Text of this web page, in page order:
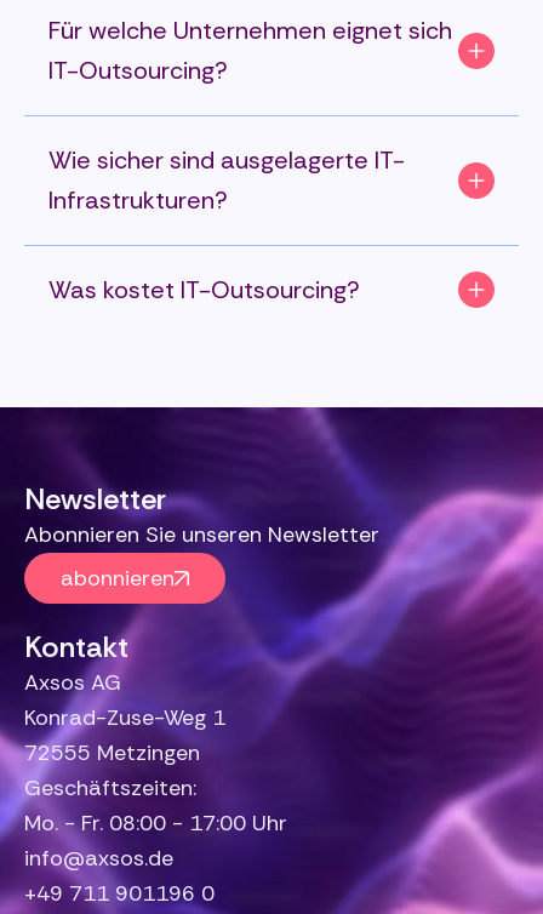
Für welche Unternehmen eignet sich
IT-Outsourcing?
Wie sicher sind ausgelagerte IT-
Infrastrukturen?
Was kostet IT-Outsourcing?
Newsletter
Abonnieren Sie unseren Newsletter
abonnieren
Kontakt
Axsos AG
Konrad-Zuse-Weg 1
72555 Metzingen
Geschäftszeiten:
Mo. - Fr. 08:00 - 17:00 Uhr
info@axsos.de
+49 711 901196 0